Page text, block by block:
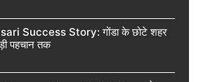
Success Story: गोंडा के छोटे शहर
पहचान तक